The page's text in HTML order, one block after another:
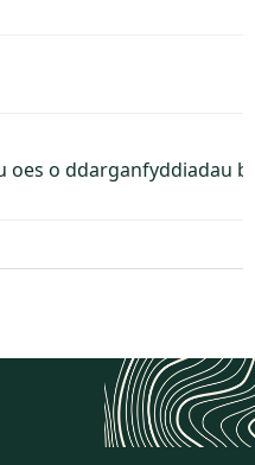
oes o ddarganfyddiadau